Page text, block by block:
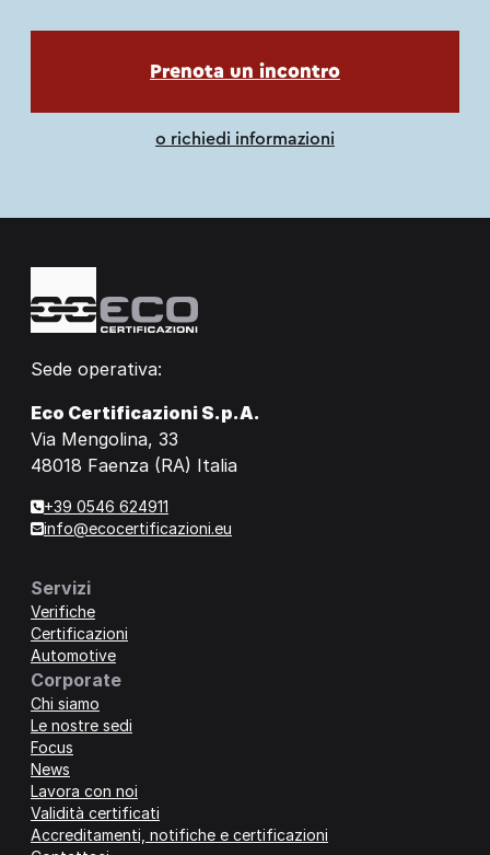
Prenota un incontro
o richiedi informazioni
Sede operativa:
Eco Certificazioni S.p.A.
Via Mengolina, 33
48018 Faenza (RA) Italia
+39 0546 624911
info@ecocertificazioni.eu
Servizi
Verifiche
Certificazioni
Automotive
Corporate
Chi siamo
Le nostre sedi
Focus
News
Lavora con noi
Validità certificati
Accreditamenti, notifiche e certificazioni